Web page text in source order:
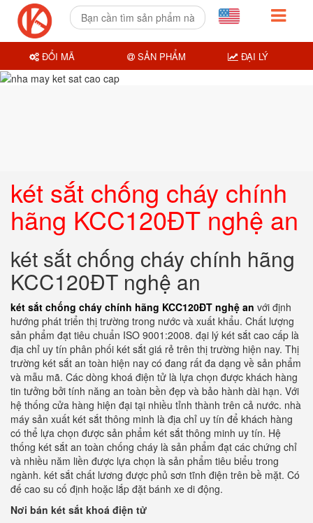
két sắt chống cháy chính
hãng KCC120ĐT nghệ an
két sắt chống cháy chính hãng
KCC120ĐT nghệ an
két sắt chống cháy chính hãng KCC120ĐT nghệ an với định
hướng phát triển thị trường trong nước và xuất khẩu. Chất lượng
sản phẩm đạt tiêu chuẩn ISO 9001:2008. đại lý két sắt cao cấp là
địa chỉ uy tín phân phối két sắt giá rẻ trên thị trường hiện nay. Thị
trường két sắt an toàn hiện nay có đang rất đa dạng về sản phẩm
và mẫu mã. Các dòng khoá điện tử là lựa chọn được khách hàng
tin tưởng bởi tính năng an toàn bền đẹp và bảo hành dài hạn. Với
hệ thống cửa hàng hiện đại tại nhiều tỉnh thành trên cả nước. nhà
máy sản xuất két sắt thông minh là địa chỉ uy tín để khách hàng
có thể lựa chọn được sản phẩm két sắt thông minh uy tín. Hệ
thống két sắt an toàn chống cháy là sản phẩm đạt các chứng chỉ
và nhiều năm liền được lựa chọn là sản phẩm tiêu biểu trong
ngành. két sắt chất lương được phủ sơn tĩnh điện trên bề mặt. Có
đế cao su cố định hoặc lắp đặt bánh xe di động.
Nơi bán két sắt khoá điện tử
ĐỔI MÃ SẢN PHẨM ĐẠI LÝ